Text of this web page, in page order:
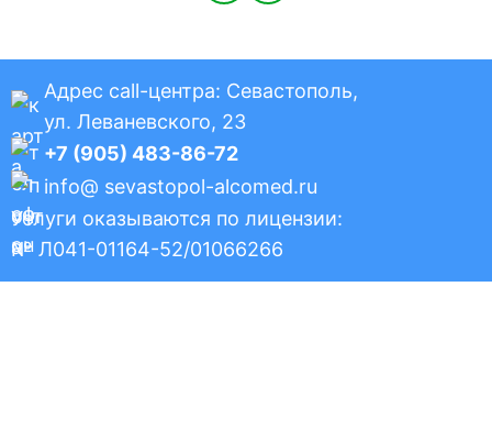
Адрес call-центра: Севастополь,
ул. Леваневского, 23
+7 (905) 483-86-72
info@ sevastopol-alcomed.ru
Услуги оказываются по лицензии:
№ Л041-01164-52/01066266